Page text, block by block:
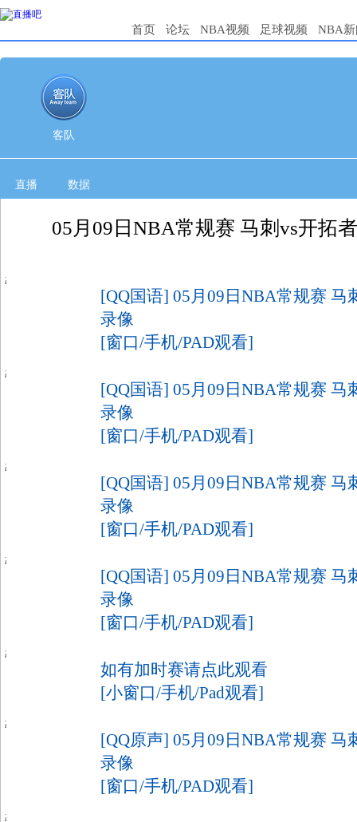
首页 论坛 NBA视频 足球视频 NBA
客队
直播 数据
05月09日NBA常规赛 马刺vs开拓
[QQ国语] 05月09日NBA常规赛 马
录像
[窗口/手机/PAD观看]
[QQ国语] 05月09日NBA常规赛 马
录像
[窗口/手机/PAD观看]
[QQ国语] 05月09日NBA常规赛 马
录像
[窗口/手机/PAD观看]
[QQ国语] 05月09日NBA常规赛 马
录像
[窗口/手机/PAD观看]
如有加时赛请点此观看
[小窗口/手机/Pad观看]
[QQ原声] 05月09日NBA常规赛 马
录像
[窗口/手机/PAD观看]